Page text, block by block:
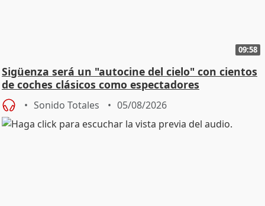
09:58
Sigüenza será un "autocine del cielo" con cientos
de coches clásicos como espectadores
Sonido Totales 05/08/2026